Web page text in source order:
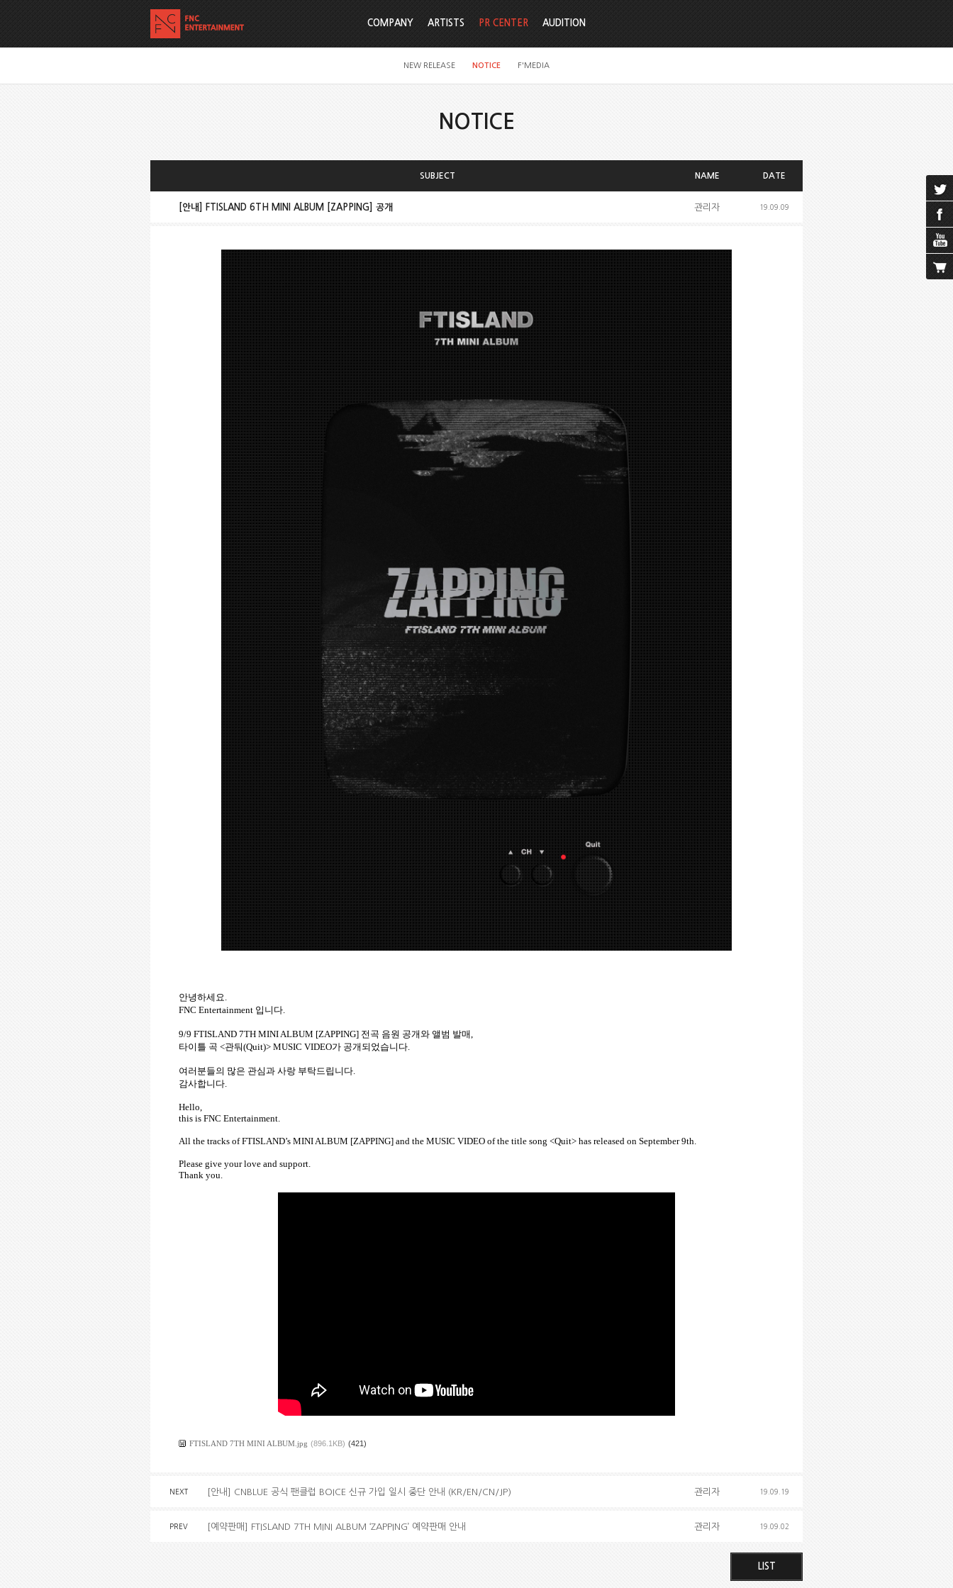
COMPANY ARTISTS PR CENTER
NEW RELEASE NOTICE F'MEDIA
AUDITION
NOTICE
SUBJECT NAME DATE
[안내] FTISLAND 6TH MINI ALBUM [ZAPPING] 공개 관리자 19.09.09
안녕하세요
FNC Entertainment 입니다
9/9 FTISLAND 7TH MINI ALBUM [ZAPPING] 전곡 음원 공개와 앨범 발매
타이틀 곡 <관둬(Quit)> MUSIC VIDEO가 공개되었습니다
여러분들의 많은 관심과 사랑 부탁드립니다
감사합니다
Hello,
this is FNC Entertainment.
All the tracks of FTISLAND’s MINI ALBUM [ZAPPING] and the MUSIC VIDEO of the title song <Quit> has released on September 9th.
Please give your love and support.
Thank you.
FTISLAND 7TH MINI ALBUM.jpg (896.1KB) (421)
NEXT [안내] CNBLUE 공식 팬클럽 BOICE 신규 가입 일시 중단 안내 (KR/EN/CN/JP) 관리자 19.09.19
PREV [예약판매] FTISLAND 7TH MINI ALBUM ‘ZAPPING’ 예약판매 안내 관리자 19.09.02
LIST